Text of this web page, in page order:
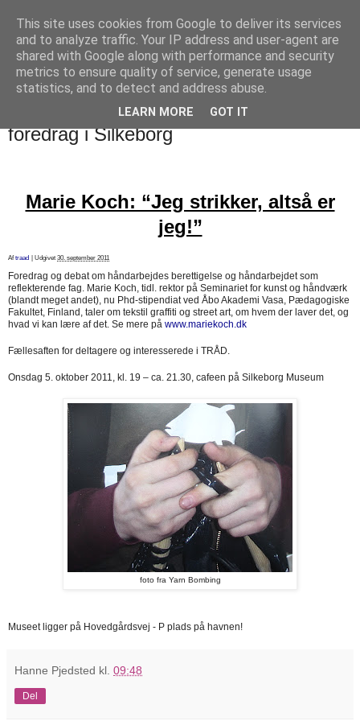
designstrik.dk
.... en side om en yndlingsbeskæftigelse: håndstrik
tirsdag den 4. oktober 2011
foredrag i Silkeborg
Marie Koch: “Jeg strikker, altså er
jeg!”
Aftraad Udgivet 30. september 2011
Foredrag og debat om håndarbejdes berettigelse og håndarbejdet som
reflekterende fag. Marie Koch, tidl. rektor på Seminariet for kunst og håndværk
(blandt meget andet), nu Phd-stipendiat ved Åbo Akademi Vasa, Pædagogiske
Fakultet, Finland, taler om tekstil graffiti og street art, om hvem der laver det, og
hvad vi kan lære af det. Se mere på www.mariekoch.dk
Fællesaften for deltagere og interesserede i TRÅD.
Onsdag 5. oktober 2011, kl. 19 – ca. 21.30, cafeen på Silkeborg Museum
foto fra Yarn Bombing
Museet ligger på Hovedgårdsvej - P plads på havnen!
Hanne Pjedsted kl. 09:48
Del
This site uses cookies from Google to deliver its services
and to analyze traffic. Your IP address and user-agent are
shared with Google along with performance and security
metrics to ensure quality of service, generate usage
statistics, and to detect and address abuse.
LEARN MORE GOT IT